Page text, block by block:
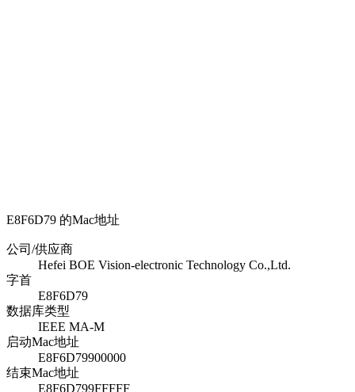
E8F6D79 的Mac地址
公司/供应商
Hefei BOE Vision-electronic Technology Co.,Ltd.
字首
E8F6D79
数据库类型
IEEE MA-M
启动Mac地址
E8F6D79900000
结束Mac地址
E8F6D799FFFFF